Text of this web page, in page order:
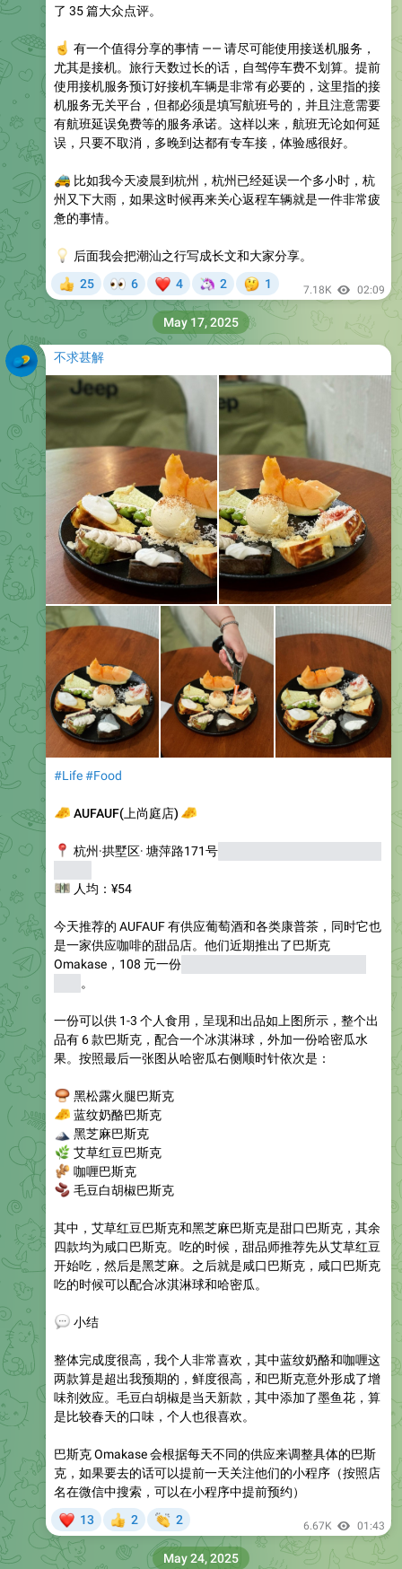
了 35 篇大众点评。
有一个值得分享的事情 —— 请尽可能使用接送机服务，
尤其是接机。旅行天数过长的话，自驾停车费不划算。提前
使用接机服务预订好接机车辆是非常有必要的，这里指的接
机服务无关平台，但都必须是填写航班号的，并且注意需要
有航班延误免费等的服务承诺。这样以来，航班无论如何延
误，只要不取消，多晚到达都有专车接，体验感很好。
比如我今天凌晨到杭州，杭州已经延误一个多小时，杭
州又下大雨，如果这时候再来关心返程车辆就是一件非常疲
惫的事情。
后面我会把潮汕之行写成长文和大家分享。
25 6
❤
4
🦄
2
🤔
1 7.18K 02:09
不求甚解
#Life#Food
AUFAUF(上尚庭店)
🧀
杭州·拱墅区· 塘萍路171号（近期商家要搬家，但也会在
人均：¥54
今天推荐的 AUFAUF 有供应葡萄酒和各类康普茶，同时它也
是一家供应咖啡的甜品店。他们近期推出了巴斯克
Omakase，108 元一份
。
一份可以供 1-3 个人食用，呈现和出品如上图所示，整个出
品有 6 款巴斯克，配合一个冰淇淋球，外加一份哈密瓜水
果。按照最后一张图从哈密瓜右侧顺时针依次是：
黑松露火腿巴斯克
蓝纹奶酪巴斯克
黑芝麻巴斯克
艾草红豆巴斯克
咖喱巴斯克
毛豆白胡椒巴斯克
其中，艾草红豆巴斯克和黑芝麻巴斯克是甜口巴斯克，其余
四款均为咸口巴斯克。吃的时候，甜品师推荐先从艾草红豆
开始吃，然后是黑芝麻。之后就是咸口巴斯克，咸口巴斯克
吃的时候可以配合冰淇淋球和哈密瓜。
小结
整体完成度很高，我个人非常喜欢，其中蓝纹奶酪和咖喱这
两款算是超出我预期的，鲜度很高，和巴斯克意外形成了增
味剂效应。毛豆白胡椒是当天新款，其中添加了墨鱼花，算
是比较春天的口味，个人也很喜欢。
巴斯克 Omakase 会根据每天不同的供应来调整具体的巴斯
克，如果要去的话可以提前一天关注他们的小程序（按照店
名在微信中搜索，可以在小程序中提前预约）
13 2
👏
2 6.67K 01:43
May 17, 2025
May 24, 2025